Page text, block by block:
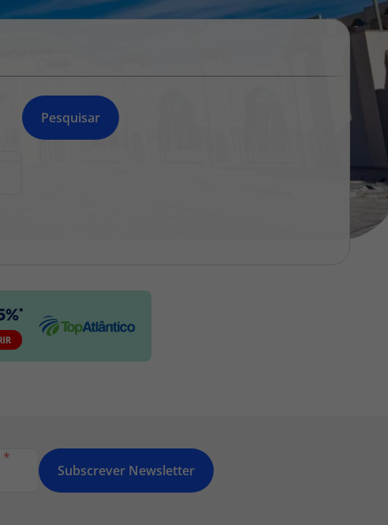
Apoio ao cliente no Estrangeiro
facilidade na marcação das suas viagens, tem ainda ao seu
dispor o nosso call center a funcionar todos os dias úteis das
10:00 às 20:00 e Sábado das 10:00 às 14:00.
Pesquisar
*
Subscrever Newsletter